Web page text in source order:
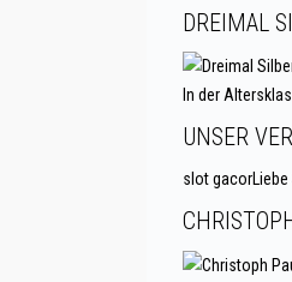
DREIMAL
In der
UNSER
slot